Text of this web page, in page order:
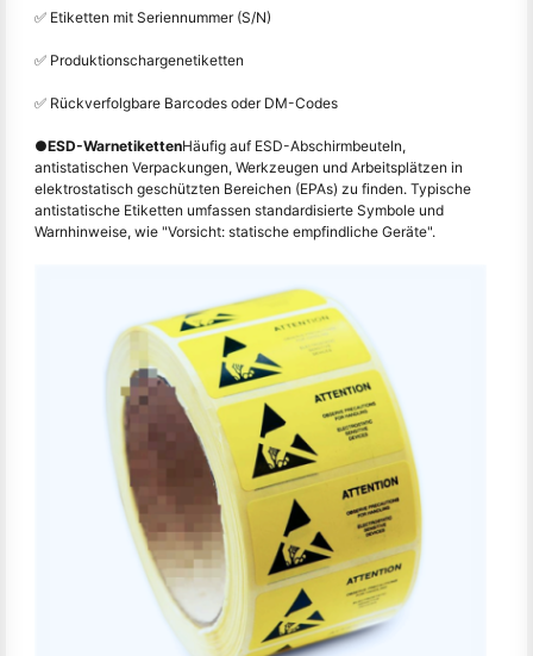
✅ Etiketten mit Seriennummer (S/N)
✅ Produktionschargenetiketten
✅ Rückverfolgbare Barcodes oder DM-Codes
●ESD-WarnetikettenHäufig auf ESD-Abschirmbeuteln,
antistatischen Verpackungen, Werkzeugen und Arbeitsplätzen in
elektrostatisch geschützten Bereichen (EPAs) zu finden. Typische
antistatische Etiketten umfassen standardisierte Symbole und
Warnhinweise, wie "Vorsicht: statische empfindliche Geräte".